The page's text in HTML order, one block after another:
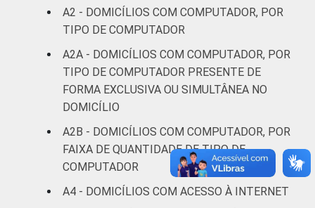
Mais de 10
SM
Não tem
1 1
Não sabe 2 0 6
Não
respondeu
1 0 6
A2 - DOMICÍLIOS COM COMPUTADOR, POR
TIPO DE COMPUTADOR
A2A - DOMICÍLIOS COM COMPUTADOR, POR
TIPO DE COMPUTADOR PRESENTE DE
FORMA EXCLUSIVA OU SIMULTÂNEA NO
DOMICÍLIO
A2B - DOMICÍLIOS COM COMPUTADOR, POR
FAIXA DE QUANTIDADE DE TIPO DE
COMPUTADOR
A4 - DOMICÍLIOS COM ACESSO À INTERNET